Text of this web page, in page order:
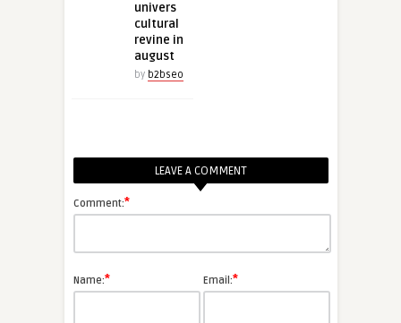
univers
cultural
revine in
august
by b2bseo
LEAVE A COMMENT
Comment:*
Name:* Email:*